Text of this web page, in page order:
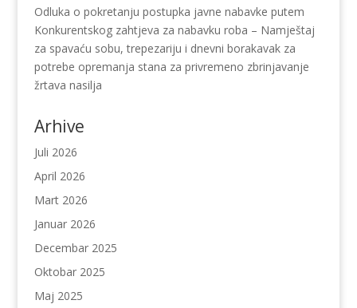
Odluka o pokretanju postupka javne nabavke putem
Konkurentskog zahtjeva za nabavku roba – Namještaj
za spavaću sobu, trepezariju i dnevni borakavak za
potrebe opremanja stana za privremeno zbrinjavanje
žrtava nasilja
Arhive
Juli 2026
April 2026
Mart 2026
Januar 2026
Decembar 2025
Oktobar 2025
Maj 2025